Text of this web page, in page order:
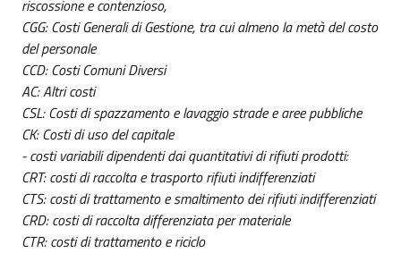
riscossione e contenzioso,
CGG: Costi Generali di Gestione, tra cui almeno la metà del costo
del personale
CCD: Costi Comuni Diversi
AC: Altri costi
CSL: Costi di spazzamento e lavaggio strade e aree pubbliche
CK: Costi di uso del capitale
- costi variabili dipendenti dai quantitativi di rifiuti prodotti:
CRT: costi di raccolta e trasporto rifiuti indifferenziati
CTS: costi di trattamento e smaltimento dei rifiuti indifferenziati
CRD: costi di raccolta differenziata per materiale
CTR: costi di trattamento e riciclo